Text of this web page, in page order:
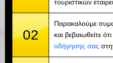
τουριστικών
02
Παρακαλούμε
και βεβαιωθείτε ότι
οδήγησης σας